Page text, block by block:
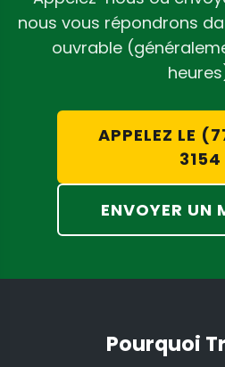
nous vous répondrons
ouvrable
APPELEZ LE
3154
ENVOYER UN
Pourquoi